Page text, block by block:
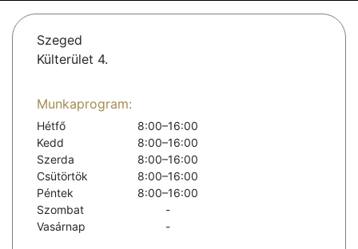
Szeged
Külterület 4.
Munkaprogram:
Hétfő
8:00–16:00
Kedd
8:00–16:00
Szerda
8:00–16:00
Csütörtök
8:00–16:00
Péntek
8:00–16:00
Szombat
-
Vasárnap
-